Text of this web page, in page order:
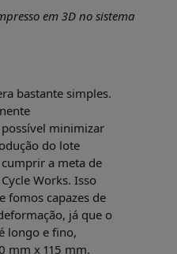
em 3D no sistema
bastante simples.
minimizar
do lote
a meta de
Works. Isso
fomos capazes de
já que o
longo e fino,
mm x 115 mm.